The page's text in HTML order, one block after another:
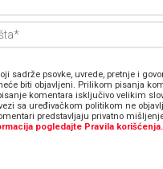
sadrže psovke, uvrede, pretnje i
biti objavljeni. Prilikom pisanja
komentara isključivo velikim
sa uređivačkom politikom ne
predstavljaju privatno
pogledajte Pravila korišćenja.